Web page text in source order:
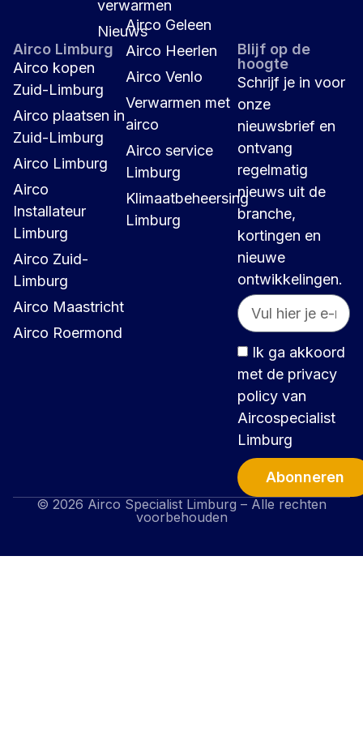
verwarmen
Nieuws
Airco Limburg
Airco kopen
Zuid-Limburg
Airco plaatsen in
Zuid-Limburg
Airco Limburg
Airco
Installateur
Limburg
Airco Zuid-
Limburg
Airco Maastricht
Airco Roermond
Airco Geleen
Airco Heerlen
Airco Venlo
Verwarmen met
airco
Airco service
Limburg
Klimaatbeheersing
Limburg
Blijf op de
hoogte
Schrijf je in voor
onze
nieuwsbrief en
ontvang
regelmatig
nieuws uit de
branche,
kortingen en
nieuwe
ontwikkelingen.
Ik ga akkoord
met de privacy
policy van
Aircospecialist
Limburg
Abonneren
Alternative:
© 2026 Airco Specialist Limburg – Alle rechten
voorbehouden